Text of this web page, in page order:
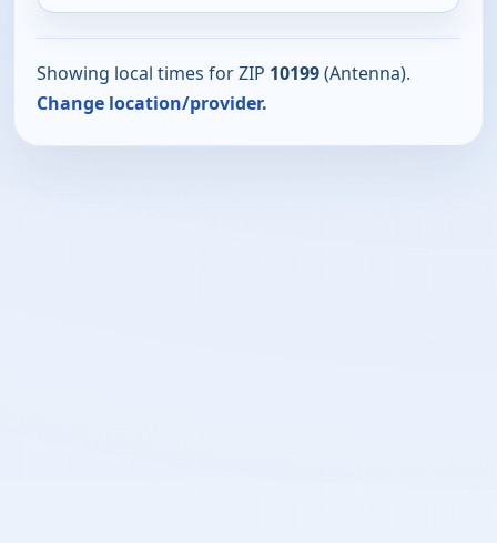
Showing local times for ZIP 10199(Antenna).
Change location/provider.